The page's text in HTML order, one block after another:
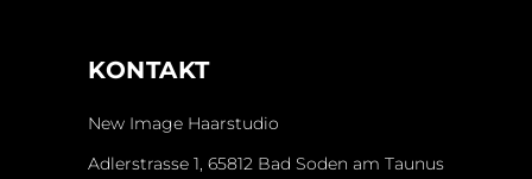
KONTAKT
New Image Haarstudio
Adlerstrasse 1, 65812 Bad Soden am Taunus